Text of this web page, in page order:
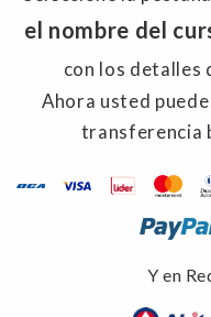
el nombre del
con los detalles
Ahora usted
transferencia
Y en